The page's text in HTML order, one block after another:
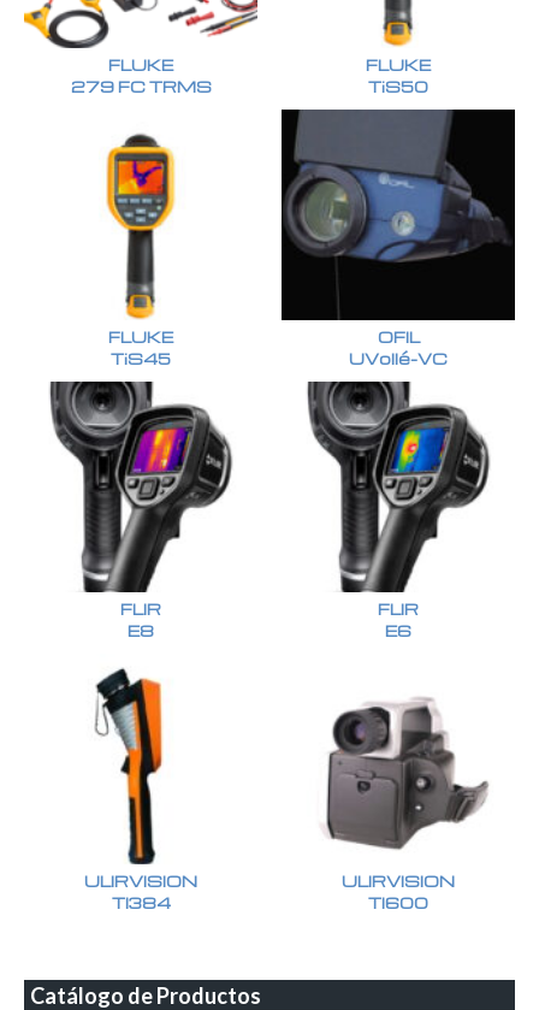
FLUKE
279 FC TRMS
FLUKE
TiS50
FLUKE
TiS45
OFIL
UVollé-VC
FLIR
E8
FLIR
E6
ULIRVISION
TI384
ULIRVISION
TI600
Catálogo de Productos